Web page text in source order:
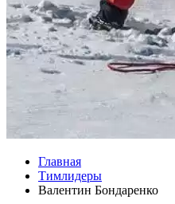
Главная
Тимлидеры
Валентин Бондаренко